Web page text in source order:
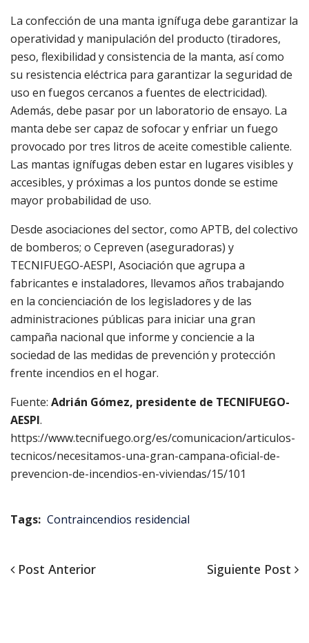
La confección de una manta ignífuga debe garantizar la
operatividad y manipulación del producto (tiradores,
peso, flexibilidad y consistencia de la manta, así como
su resistencia eléctrica para garantizar la seguridad de
uso en fuegos cercanos a fuentes de electricidad).
Además, debe pasar por un laboratorio de ensayo. La
manta debe ser capaz de sofocar y enfriar un fuego
provocado por tres litros de aceite comestible caliente.
Las mantas ignífugas deben estar en lugares visibles y
accesibles, y próximas a los puntos donde se estime
mayor probabilidad de uso.
Desde asociaciones del sector, como APTB, del colectivo
de bomberos; o Cepreven (aseguradoras) y
TECNIFUEGO-AESPI, Asociación que agrupa a
fabricantes e instaladores, llevamos años trabajando
en la concienciación de los legisladores y de las
administraciones públicas para iniciar una gran
campaña nacional que informe y conciencie a la
sociedad de las medidas de prevención y protección
frente incendios en el hogar.
Fuente: Adrián Gómez, presidente de TECNIFUEGO-
AESPI.
https://www.tecnifuego.org/es/comunicacion/articulos-
tecnicos/necesitamos-una-gran-campana-oficial-de-
prevencion-de-incendios-en-viviendas/15/101
Tags: Contraincendios residencial
Navegación
Post
Post Anterior
Siguiente
Siguiente Post